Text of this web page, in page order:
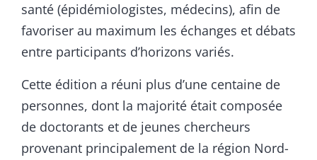
santé (épidémiologistes, médecins), afin de
favoriser au maximum les échanges et débats
entre participants d’horizons variés.
Cette édition a réuni plus d’une centaine de
personnes, dont la majorité était composée
de doctorants et de jeunes chercheurs
provenant principalement de la région Nord-